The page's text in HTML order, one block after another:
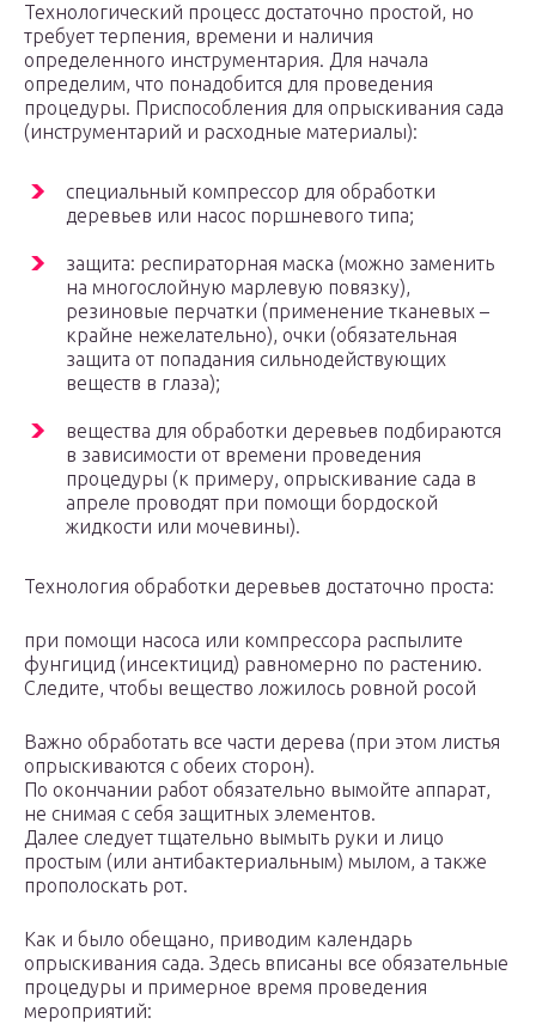
Технологический процесс достаточно простой, но
требует терпения, времени и наличия
определенного инструментария. Для начала
определим, что понадобится для проведения
процедуры. Приспособления для опрыскивания сада
(инструментарий и расходные материалы):
специальный компрессор для обработки
деревьев или насос поршневого типа;
защита: респираторная маска (можно заменить
на многослойную марлевую повязку),
резиновые перчатки (применение тканевых –
крайне нежелательно), очки (обязательная
защита от попадания сильнодействующих
веществ в глаза);
вещества для обработки деревьев подбираются
в зависимости от времени проведения
процедуры (к примеру, опрыскивание сада в
апреле проводят при помощи бордоской
жидкости или мочевины).
Технология обработки деревьев достаточно проста:
при помощи насоса или компрессора распылите
фунгицид (инсектицид) равномерно по растению.
Следите, чтобы вещество ложилось ровной росой
Важно обработать все части дерева (при этом листья
опрыскиваются с обеих сторон).
По окончании работ обязательно вымойте аппарат,
не снимая с себя защитных элементов.
Далее следует тщательно вымыть руки и лицо
простым (или антибактериальным) мылом, а также
прополоскать рот.
Как и было обещано, приводим календарь
опрыскивания сада. Здесь вписаны все обязательные
процедуры и примерное время проведения
мероприятий: